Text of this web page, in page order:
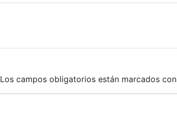
Los campos obligatorios están marcados con